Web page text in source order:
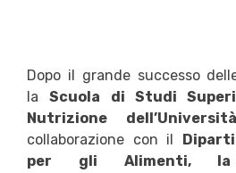
Dopo il grande successo
laScuola di Studi
Nutrizione
collaborazione con il
per gli Alimenti, la